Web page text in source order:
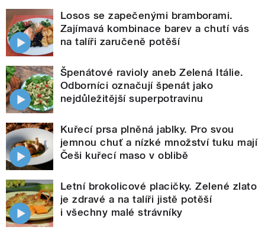
Losos se zapečenými bramborami.
Zajímavá kombinace barev a chutí vás
na talíři zaručeně potěší
Špenátové ravioly aneb Zelená Itálie.
Odborníci označují špenát jako
nejdůležitější superpotravinu
Kuřecí prsa plněná jablky. Pro svou
jemnou chuť a nízké množství tuku mají
Češi kuřecí maso v oblibě
Letní brokolicové placičky. Zelené zlato
je zdravé a na talíři jistě potěší
i všechny malé strávníky